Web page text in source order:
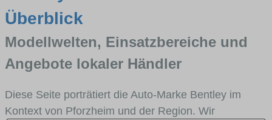
Überblick
Modellwelten, Einsatzbereiche und
Angebote lokaler Händler
Diese Seite porträtiert die Auto-Marke Bentley im
Kontext von Pforzheim und der Region. Wir